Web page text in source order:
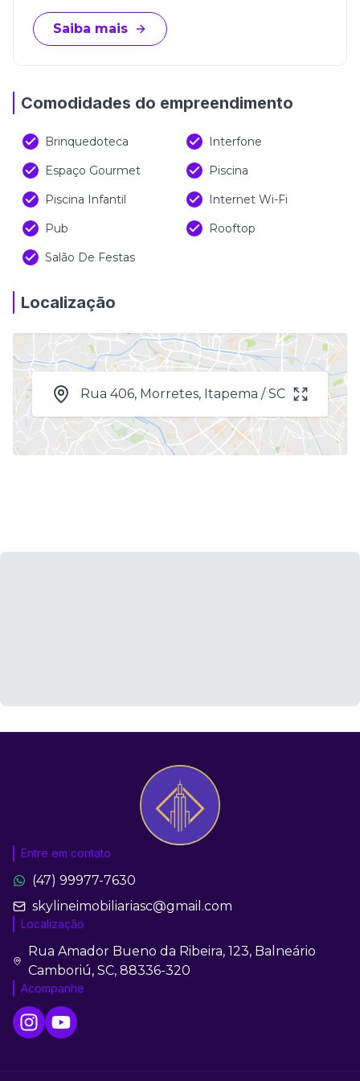
Saiba mais
Comodidades do empreendimento
Brinquedoteca
Interfone
Espaço Gourmet
Piscina
Piscina Infantil
Internet Wi-Fi
Pub
Rooftop
Salão De Festas
Localização
Rua 406, Morretes, Itapema / SC
Entre em contato
(47) 99977-7630
skylineimobiliariasc@gmail.com
Localização
Rua Amador Bueno da Ribeira, 123, Balneário
Camboriú, SC, 88336-320
Acompanhe